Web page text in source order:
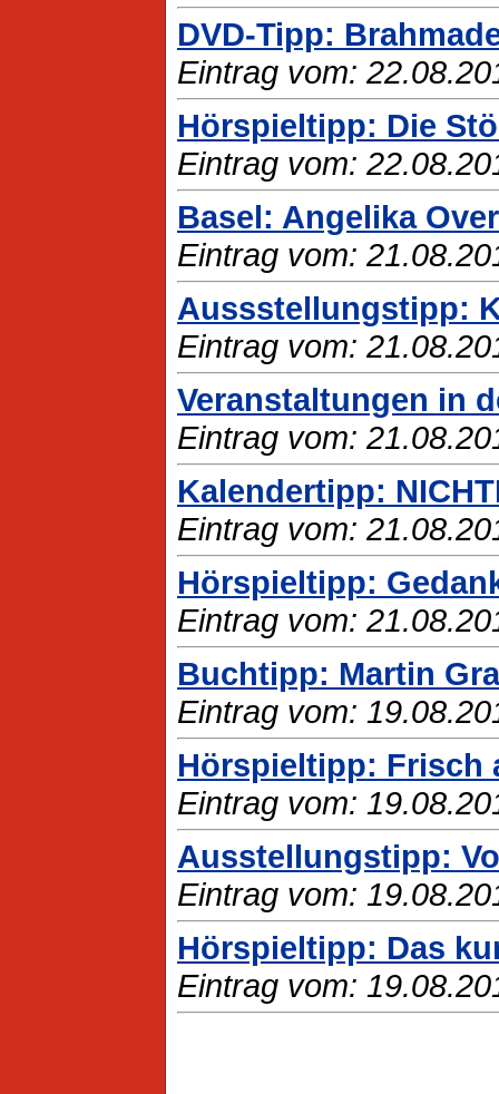
DVD-Tipp:
Eintrag vom:
Hörspieltipp: Die
Eintrag vom:
Basel: Angelika
Eintrag vom:
Aussstellungstipp:
Eintrag vom:
Veranstaltungen in
Eintrag vom:
Kalendertipp:
Eintrag vom:
Hörspieltipp:
Eintrag vom:
Buchtipp: Martin
Eintrag vom:
Hörspieltipp: Frisch
Eintrag vom:
Ausstellungstipp:
Eintrag vom:
Hörspieltipp: Das
Eintrag vom: